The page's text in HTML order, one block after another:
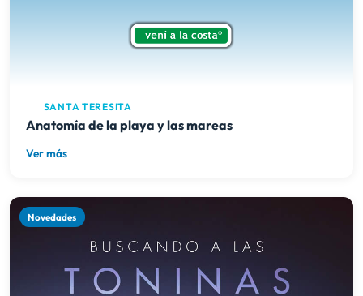
SANTA TERESITA
Anatomía de la playa y las mareas
Ver más
Novedades